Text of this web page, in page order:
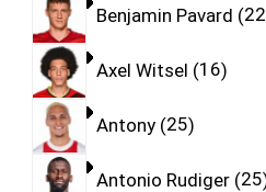
Benjamin Pavard 22
Axel Witsel 16
Antony 25
Antonio Rudiger 25